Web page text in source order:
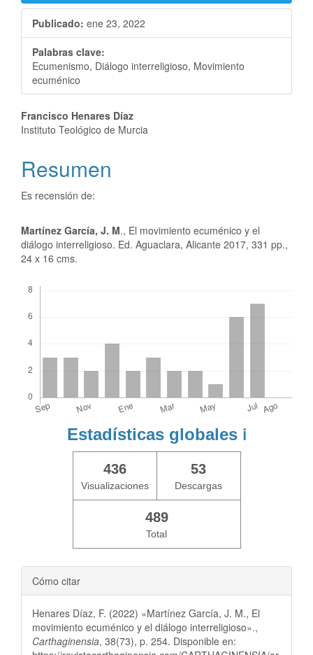
Publicado: ene 23, 2022
Palabras clave:
Ecumenismo, Diálogo interreligioso, Movimiento
ecuménico
Francisco Henares Díaz
Instituto Teológico de Murcia
Resumen
Es recensión de:
Martínez García, J. M., El movimiento ecuménico y el
diálogo interreligioso. Ed. Aguaclara, Alicante 2017, 331 pp.,
24 x 16 cms.
Estadísticas globales ℹ️
436
Visualizaciones
53
Descargas
489
Total
Cómo citar
Henares Díaz, F. (2022) «Martínez García, J. M., El
movimiento ecuménico y el diálogo interreligioso».,
Carthaginensia, 38(73), p. 254. Disponible en: